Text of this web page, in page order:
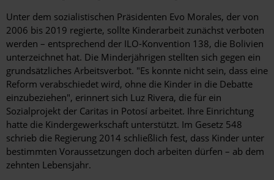
Unter dem sozialistischen Präsidenten Evo Morales, der von
2006 bis 2019 regierte, sollte Kinderarbeit zunächst verboten
werden – entsprechend der ILO-Konvention 138, die Bolivien
unterzeichnet hat. Die Minderjährigen stellten sich gegen ein
grundsätzliches Arbeitsverbot. "Es konnte nicht sein, dass eine
Reform verabschiedet wird, ohne die Kinder in die Debatte
einzubeziehen", erinnert sich Luz Rivera, die für ein
Sozialprojekt der Caritas in Potosí arbeitet. Ihre Einrichtung
hatte die Kindergewerkschaft unterstützt. Im Gesetz 548
schrieb die Regierung 2014 schließlich fest, dass Kinder unter
bestimmten Voraussetzungen doch arbeiten dürfen – ab dem
zehnten Lebensjahr.